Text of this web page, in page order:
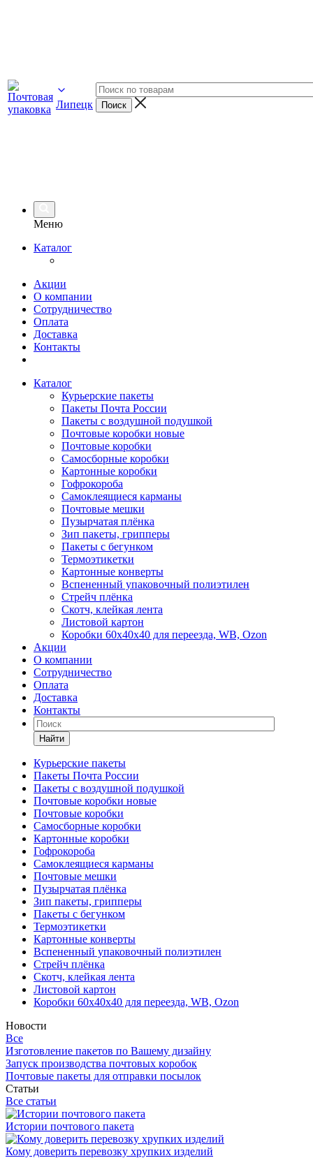
Липецк
Меню
Каталог
Акции
О компании
Сотрудничество
Оплата
Доставка
Контакты
Каталог
Курьерские пакеты
Пакеты Почта России
Пакеты с воздушной подушкой
Почтовые коробки новые
Почтовые коробки
Самосборные коробки
Картонные коробки
Гофрокороба
Самоклеящиеся карманы
Почтовые мешки
Пузырчатая плёнка
Зип пакеты, грипперы
Пакеты с бегунком
Термоэтикетки
Картонные конверты
Вспененный упаковочный полиэтилен
Стрейч плёнка
Скотч, клейкая лента
Листовой картон
Коробки 60х40х40 для переезда, WB, Ozon
Акции
О компании
Сотрудничество
Оплата
Доставка
Контакты
Найти
Курьерские пакеты
Пакеты Почта России
Пакеты с воздушной подушкой
Почтовые коробки новые
Почтовые коробки
Самосборные коробки
Картонные коробки
Гофрокороба
Самоклеящиеся карманы
Почтовые мешки
Пузырчатая плёнка
Зип пакеты, грипперы
Пакеты с бегунком
Термоэтикетки
Картонные конверты
Вспененный упаковочный полиэтилен
Стрейч плёнка
Скотч, клейкая лента
Листовой картон
Коробки 60х40х40 для переезда, WB, Ozon
Новости
Все
Изготовление пакетов по Вашему дизайну
Запуск производства почтовых коробок
Почтовые пакеты для отправки посылок
Статьи
Все статьи
Истории почтового пакета
Кому доверить перевозку хрупких изделий